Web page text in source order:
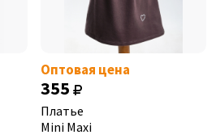
Оптовая цена
355
Платье
Mini Maxi